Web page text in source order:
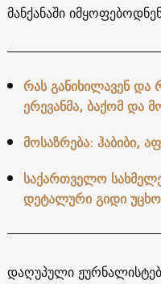
მანქანაში
რას განიხილავენ და
ერევანმა, ბაქომ და
მოსაზრება: ჰაბიბი,
საქართველო
დეტალური გიდი
დაღუპული